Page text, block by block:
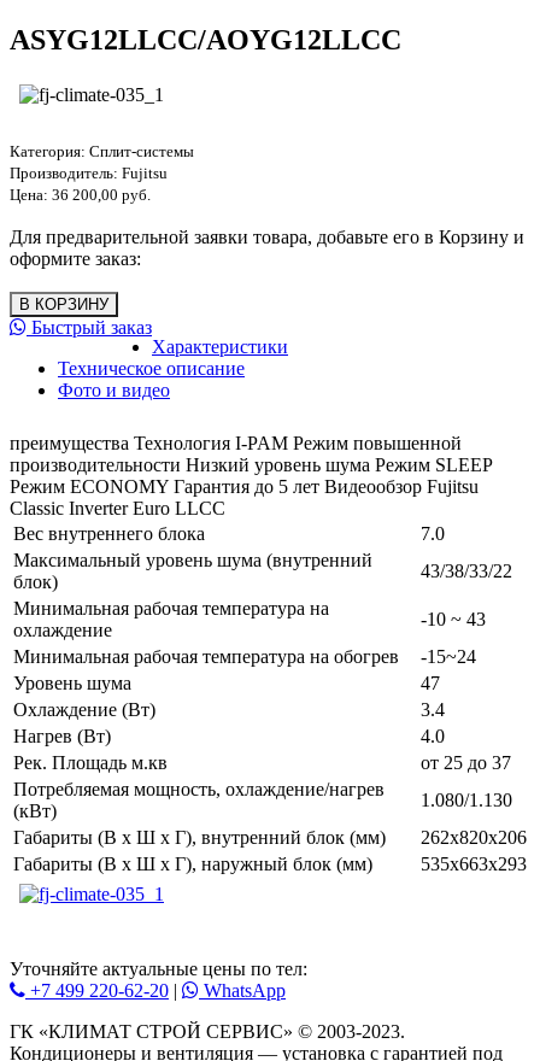
ASYG12LLCC/AOYG12LLCC
Категория: Сплит-системы
Производитель: Fujitsu
Цена: 36 200,00 руб.
Для предварительной заявки товара, добавьте его в Корзину и
оформите заказ:
Быстрый заказ
Характеристики
Техническое описание
Фото и видео
преимущества Технология I-PAM Режим повышенной
производительности Низкий уровень шума Режим SLEEP
Режим ECONOMY Гарантия до 5 лет Видеообзор Fujitsu
Classic Inverter Euro LLCC
Вес внутреннего блока
7.0
Максимальный уровень шума (внутренний
блок)
43/38/33/22
Минимальная рабочая температура на
охлаждение
-10 ~ 43
Минимальная рабочая температура на обогрев
-15~24
Уровень шума
47
Охлаждение (Вт)
3.4
Нагрев (Вт)
4.0
Рек. Площадь м.кв
от 25 до 37
Потребляемая мощность, охлаждение/нагрев
(кВт)
1.080/1.130
Габариты (В x Ш x Г), внутренний блок (мм)
262x820x206
Габариты (В x Ш x Г), наружный блок (мм)
535x663x293
Уточняйте актуальные цены по тел:
+7 499 220-62-20 |
WhatsАpp
ГК «КЛИМАТ СТРОЙ СЕРВИС» © 2003-2023.
Кондиционеры и вентиляция — установка с гарантией под